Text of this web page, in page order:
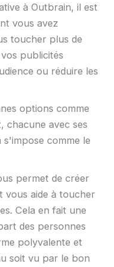
à Outbrain, il est
vous avez
toucher plus de
publicités
ou réduire les
options comme
chacune avec ses
comme le
permet de créer
vous aide à toucher
Cela en fait une
des personnes
polyvalente et
soit vu par le bon